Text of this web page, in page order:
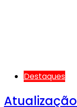
Destaques